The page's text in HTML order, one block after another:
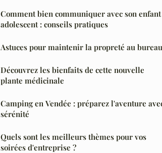
Comment bien communiquer avec son enfant
adolescent : conseils pratiques
Astuces pour maintenir la propreté au bureau
Découvrez les bienfaits de cette nouvelle
plante médicinale
Camping en Vendée : préparez l'aventure
sérénité
Quels sont les meilleurs thèmes pour vos
soirées d'entreprise ?